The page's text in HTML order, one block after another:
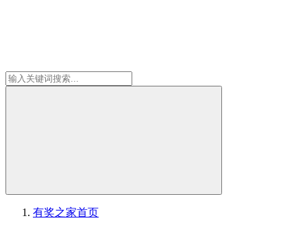
有奖之家首页